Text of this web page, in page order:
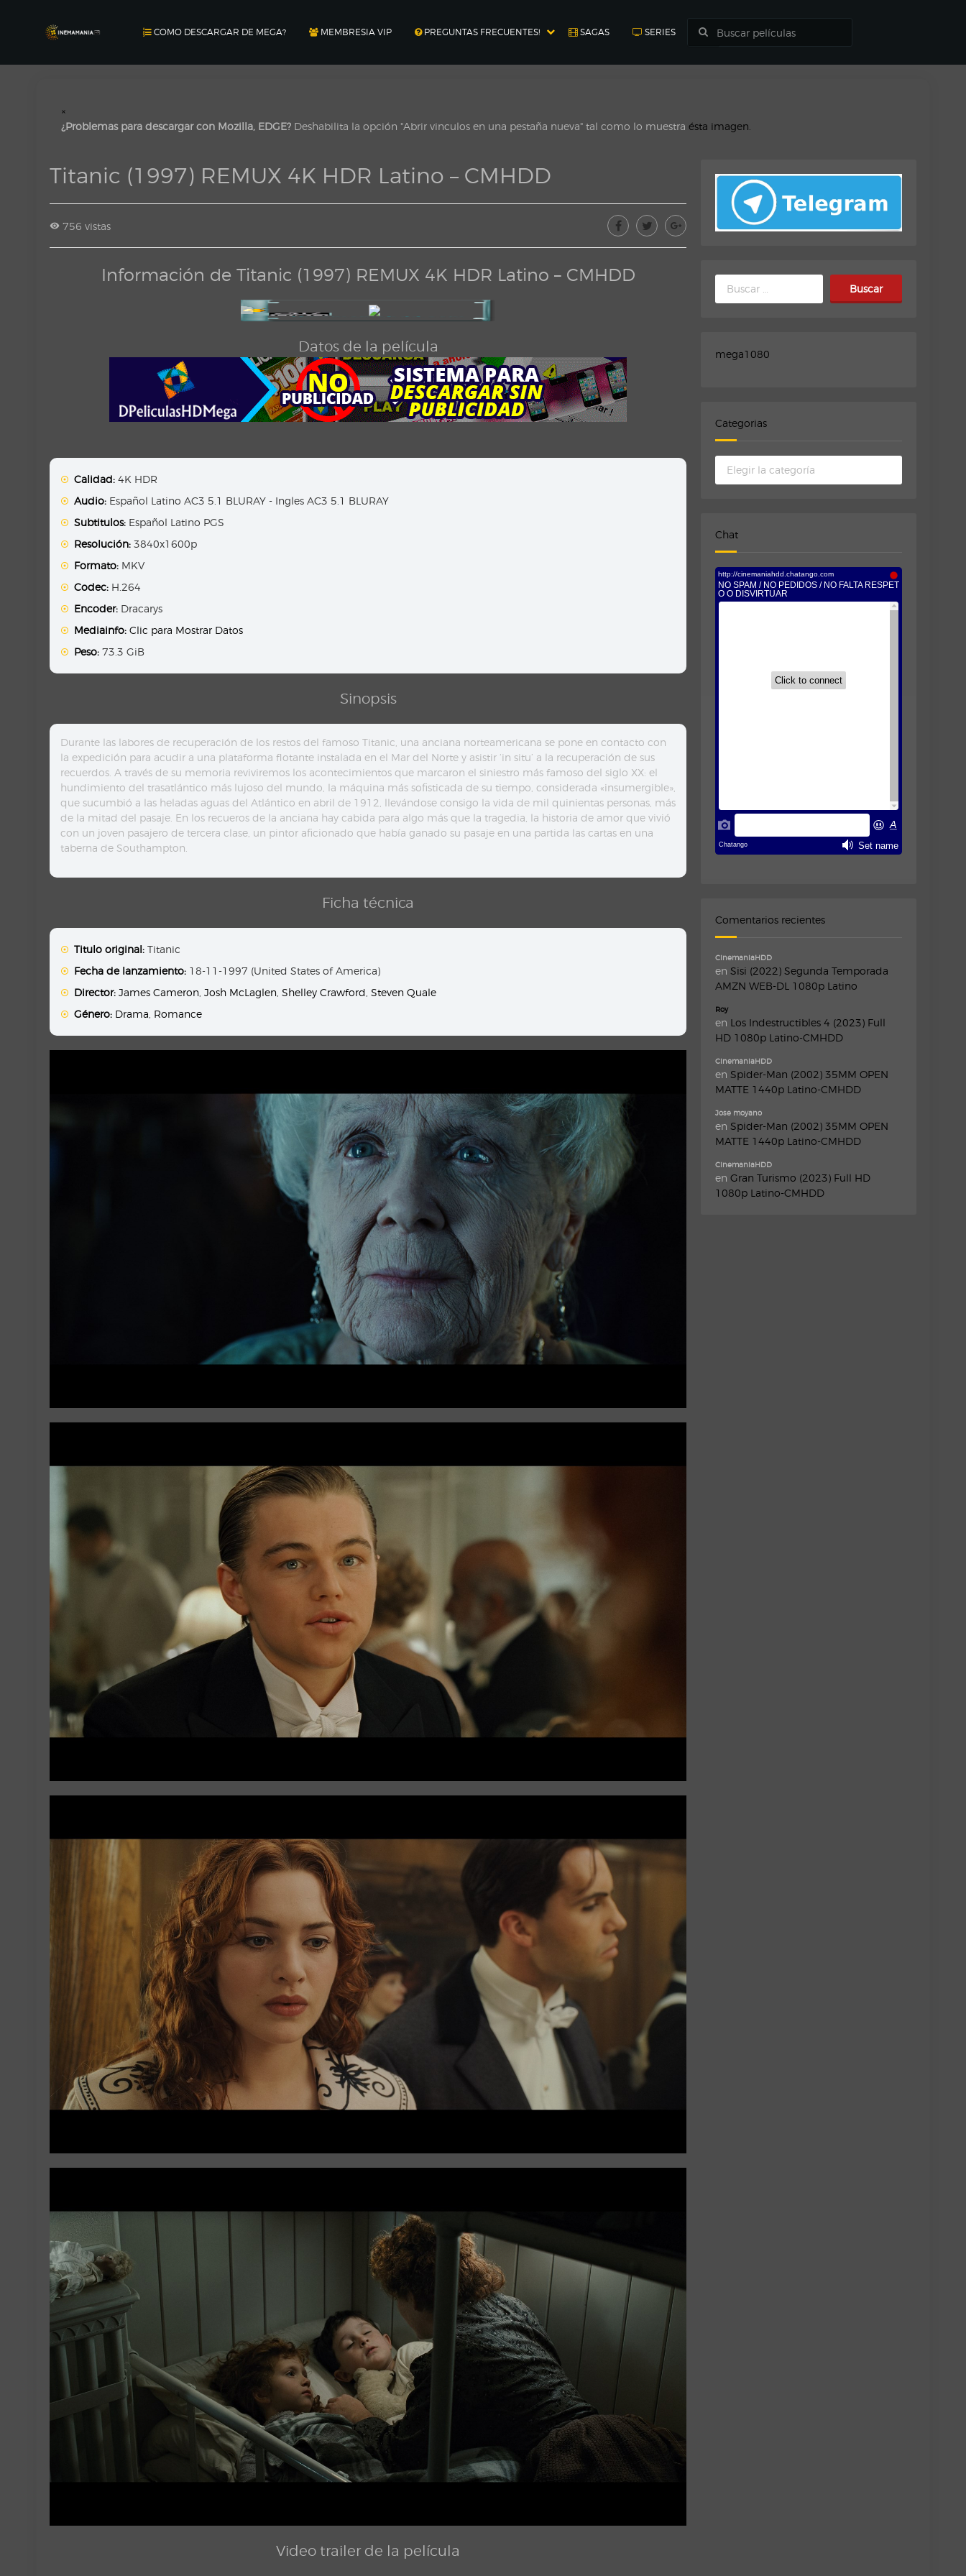
COMO DESCARGAR DE MEGA? MEMBRESIA VIP PREGUNTAS FRECUENTES! SAGAS SERIES
×
¿Problemas para descargar con Mozilla, EDGE? Deshabilita la opción "Abrir vinculos en una pestaña nueva" tal como lo muestra ésta imagen.
Titanic (1997) REMUX 4K HDR Latino – CMHDD
756 vistas
Información de Titanic (1997) REMUX 4K HDR Latino – CMHDD
Datos de la película
Calidad: 4K HDR
Audio: Español Latino AC3 5.1 BLURAY - Ingles AC3 5.1 BLURAY
Subtitulos: Español Latino PGS
Resolución: 3840x1600p
Formato: MKV
Codec: H.264
Encoder: Dracarys
Mediainfo: Clic para Mostrar Datos
Peso: 73.3 GiB
Sinopsis
Durante las labores de recuperación de los restos del famoso Titanic, una anciana norteamericana se pone en contacto con
la expedición para acudir a una plataforma flotante instalada en el Mar del Norte y asistir ‘in situ’ a la recuperación de sus
recuerdos. A través de su memoria reviviremos los acontecimientos que marcaron el siniestro más famoso del siglo XX: el
hundimiento del trasatlántico más lujoso del mundo, la máquina más sofisticada de su tiempo, considerada «insumergible»,
que sucumbió a las heladas aguas del Atlántico en abril de 1912, llevándose consigo la vida de mil quinientas personas, más
de la mitad del pasaje. En los recueros de la anciana hay cabida para algo más que la tragedia, la historia de amor que vivió
con un joven pasajero de tercera clase, un pintor aficionado que había ganado su pasaje en una partida las cartas en una
taberna de Southampton.
Ficha técnica
Titulo original: Titanic
Fecha de lanzamiento: 18-11-1997 (United States of America)
Director: James Cameron ,Josh McLaglen ,Shelley Crawford ,Steven Quale
Género: Drama Romance
Video trailer de la película
Buscar:
mega1080
Categorias
Categorias
Chat
Comentarios recientes
CinemaniaHDD
en Sisi (2022) Segunda Temporada
AMZN WEB-DL 1080p Latino
Roy
en Los Indestructibles 4 (2023) Full
HD 1080p Latino-CMHDD
CinemaniaHDD
en Spider-Man (2002) 35MM OPEN
MATTE 1440p Latino-CMHDD
Jose moyano
en Spider-Man (2002) 35MM OPEN
MATTE 1440p Latino-CMHDD
CinemaniaHDD
en Gran Turismo (2023) Full HD
1080p Latino-CMHDD